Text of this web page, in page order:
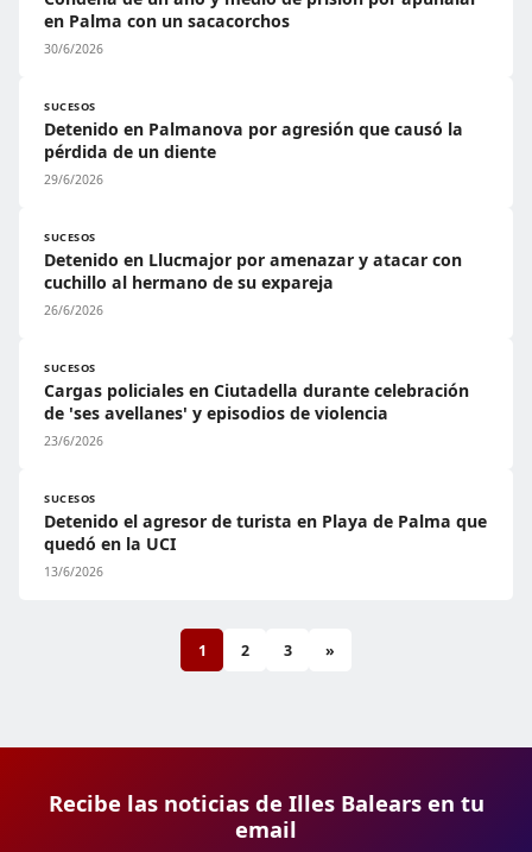
en Palma con un sacacorchos
30/6/2026
SUCESOS
Detenido en Palmanova por agresión que causó la
pérdida de un diente
29/6/2026
SUCESOS
Detenido en Llucmajor por amenazar y atacar con
cuchillo al hermano de su expareja
26/6/2026
SUCESOS
Cargas policiales en Ciutadella durante celebración
de 'ses avellanes' y episodios de violencia
23/6/2026
SUCESOS
Detenido el agresor de turista en Playa de Palma que
quedó en la UCI
13/6/2026
1 2 3 »
Recibe las noticias de Illes Balears en tu
email